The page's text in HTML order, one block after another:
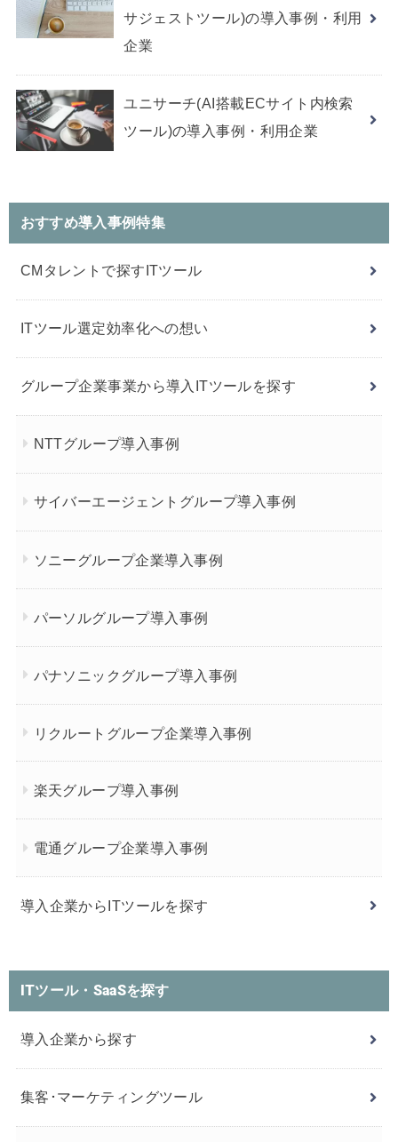
サジェストツール)の導入事例・利用
企業
ユニサーチ(AI搭載ECサイト内検索
ツール)の導入事例・利用企業
おすすめ導入事例特集
CMタレントで探すITツール
ITツール選定効率化への想い
グループ企業事業から導入ITツールを探す
NTTグループ導入事例
サイバーエージェントグループ導入事例
ソニーグループ企業導入事例
パーソルグループ導入事例
パナソニックグループ導入事例
リクルートグループ企業導入事例
楽天グループ導入事例
電通グループ企業導入事例
導入企業からITツールを探す
ITツール・SaaSを探す
導入企業から探す
集客･マーケティングツール